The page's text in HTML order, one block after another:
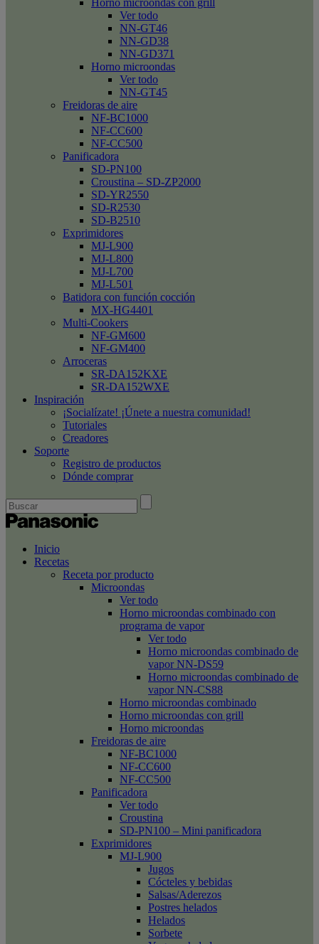
Horno microondas con grill
Ver todo
NN-GT46
NN-GD38
NN-GD371
Horno microondas
Ver todo
NN-GT45
Freidoras de aire
NF-BC1000
NF-CC600
NF-CC500
Panificadora
SD-PN100
Croustina – SD-ZP2000
SD-YR2550
SD-R2530
SD-B2510
Exprimidores
MJ-L900
MJ-L800
MJ-L700
MJ-L501
Batidora con función cocción
MX-HG4401
Multi-Cookers
NF-GM600
NF-GM400
Arroceras
SR-DA152KXE
SR-DA152WXE
Inspiración
¡Socialízate! ¡Únete a nuestra comunidad!
Tutoriales
Creadores
Soporte
Registro de productos
Dónde comprar
Inicio
Recetas
Receta por producto
Microondas
Ver todo
Horno microondas combinado con
programa de vapor
Ver todo
Horno microondas combinado de
vapor NN-DS59
Horno microondas combinado de
vapor NN-CS88
Horno microondas combinado
Horno microondas con grill
Horno microondas
Freidoras de aire
NF-BC1000
NF-CC600
NF-CC500
Panificadora
Ver todo
Croustina
SD-PN100 – Mini panificadora
Exprimidores
MJ-L900
Jugos
Cócteles y bebidas
Salsas/Aderezos
Postres helados
Helados
Sorbete